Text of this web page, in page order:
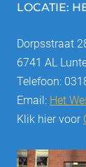
LOCATIE:
Dorpsstraat
6741 AL
Telefoon:
Email: Het
Klik hier voor